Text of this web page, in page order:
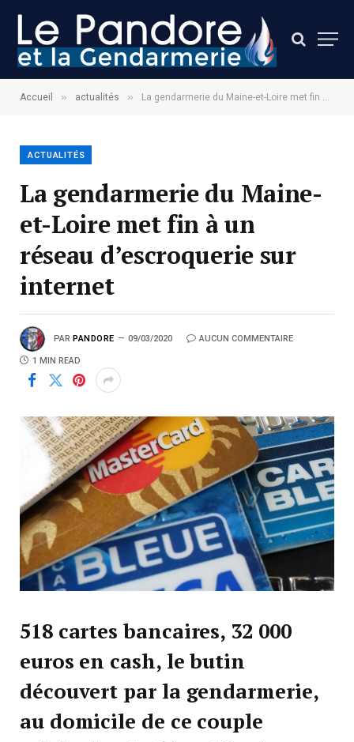
Accueil » actualités » La gendarmerie du Maine-et-Loire met fin à un réseau d’escroquerie sur internet
ACTUALITÉS
La gendarmerie du Maine-
et-Loire met fin à un
réseau d’escroquerie sur
internet
PAR PANDORE 09/03/2020 AUCUN COMMENTAIRE
1 MIN READ
518 cartes bancaires, 32 000
euros en cash, le butin
découvert par la gendarmerie,
au domicile de ce couple